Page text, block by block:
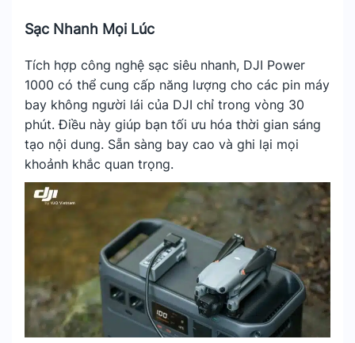
Sạc Nhanh Mọi Lúc
Tích hợp công nghệ sạc siêu nhanh, DJI Power
1000 có thể cung cấp năng lượng cho các pin máy
bay không người lái của DJI chỉ trong vòng 30
phút. Điều này giúp bạn tối ưu hóa thời gian sáng
tạo nội dung. Sẵn sàng bay cao và ghi lại mọi
khoảnh khắc quan trọng.